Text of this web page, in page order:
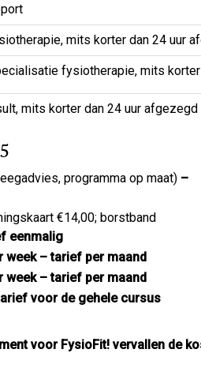
mits korter dan 24 uur
fysiotherapie, mits
mits korter dan 24 uur afgezegd
programma op maat) –
€14,00; borstband
eenmalig
week – tarief per maand
week – tarief per maand
voor de gehele cursus
voor FysioFit! vervallen de